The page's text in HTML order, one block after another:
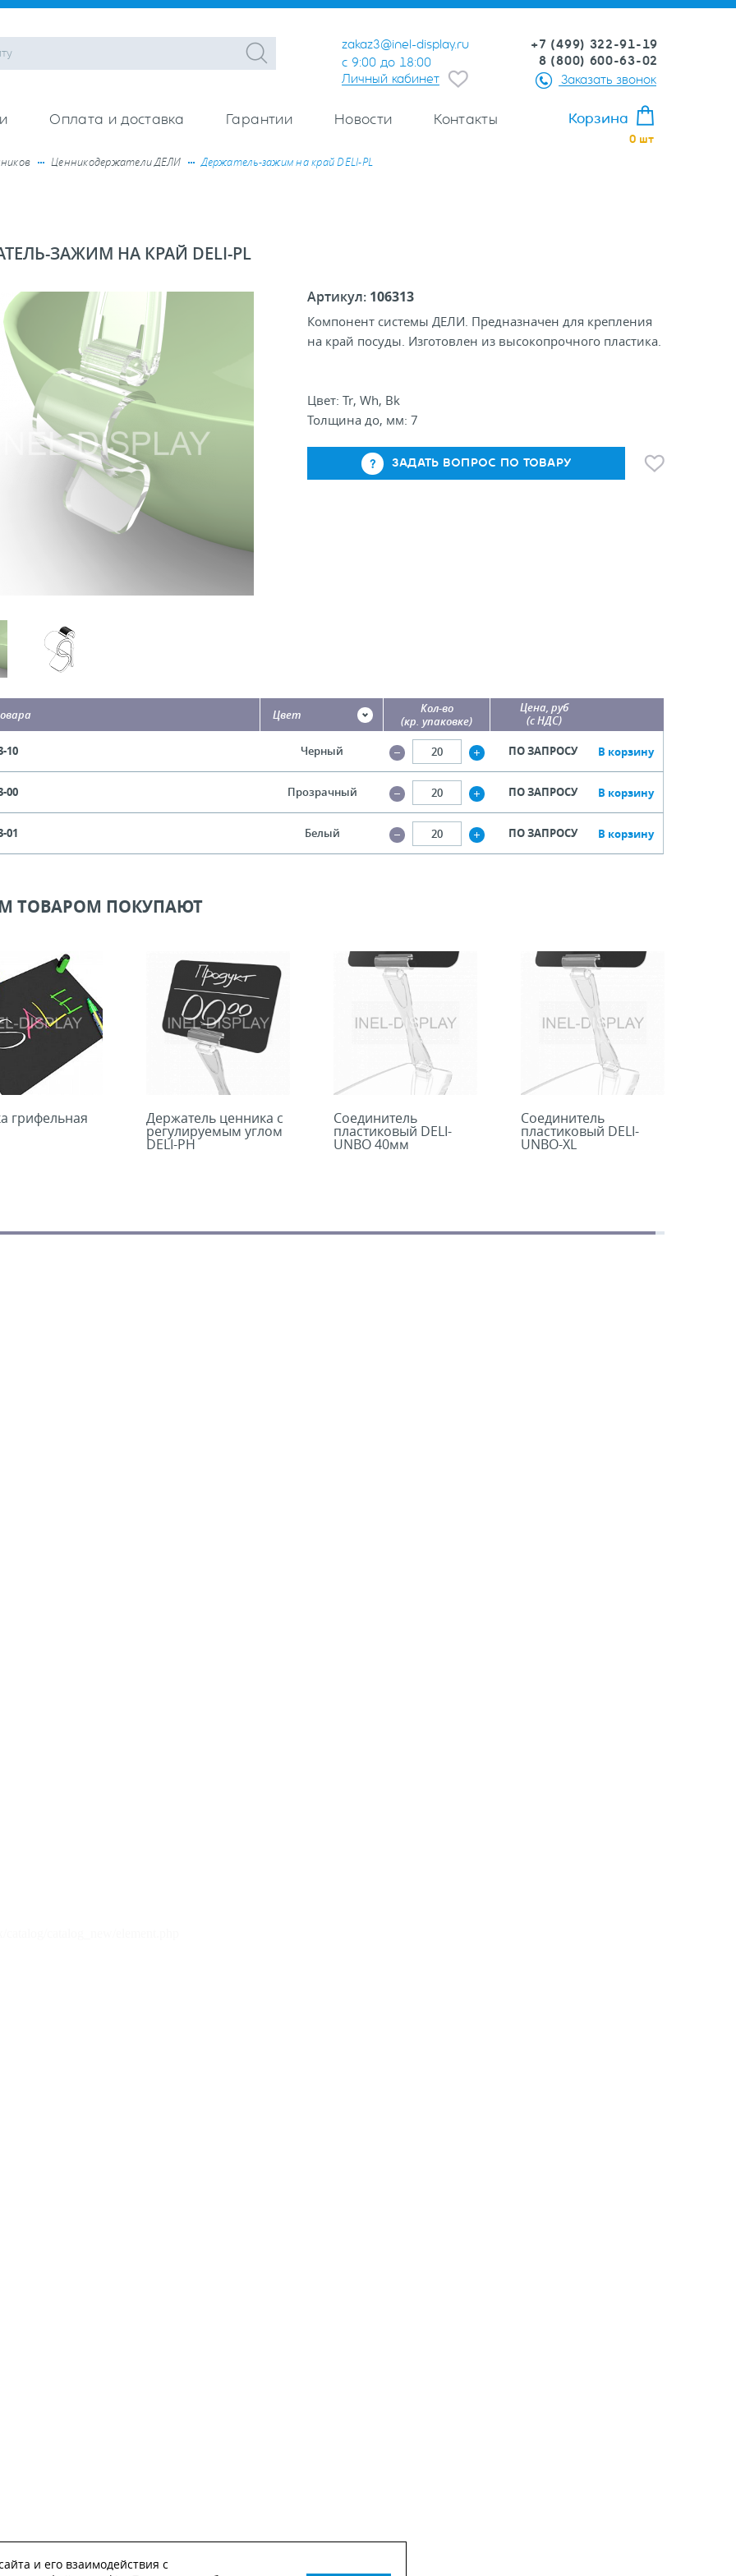
zakaz3@inel-display.ru
с 9:00 до 18:00
Личный кабинет
+7 (499) 322-91-19
8 (800) 600-63-02
Заказать звонок
Оплата и доставка Гарантии Новости Контакты Корзина
0 шт
Ценникодержатели ДЕЛИ Держатель-зажим на край DELI-PL
ЗАЖИМ НА КРАЙ DELI-PL
Артикул: 106313
Компонент системы ДЕЛИ. Предназначен для крепления
на край посуды. Изготовлен из высокопрочного пластика.
Цвет: Tr, Wh, Bk
Толщина до, мм: 7
ЗАДАТЬ ВОПРОС ПО ТОВАРУ
Цвет
Кол-во
(кр. упаковке)
Цена, руб
(с НДС)
10 Черный ПО ЗАПРОСУ В корзину
00 Прозрачный ПО ЗАПРОСУ В корзину
01 Белый ПО ЗАПРОСУ В корзину
ТОВАРОМ ПОКУПАЮТ
грифельная Держатель ценника с
регулируемым углом
DELI-PH
Соединитель
пластиковый DELI-
UNBO 40мм
Соединитель
пластиковый DELI-
UNBO-XL
и его взаимодействия с